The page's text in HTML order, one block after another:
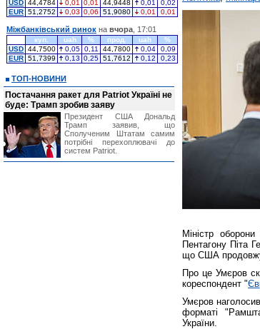
Міністр
Пентагону Піта
що США
Про це Умєров
кореспондент "
Умєров
форматі
України.
USD 44,4784 0,01 0,01 44,9448 0,01
0,02
EUR 51,2752 0,03 0,06 51,9080 0,01 0,01
Міжбанківський ринок на вчора , 17:01
куп. uah % прод. uah
%
USD 44,7500 0,05 0,11 44,7800 0,04
0,09
EUR 51,7399 0,13 0,25 51,7612 0,12 0,23
ТОП-НОВИНИ
Постачання ракет для Patriot Україні не
буде: Трамп зробив заяву
Президент США Дональд
Трамп заявив, що
Сполученим Штатам самим
потрібні перехоплювачі до
систем Patriot.